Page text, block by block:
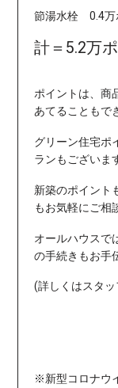
節湯水栓 0.4万
計＝5.2万
ポイントは、商
あてることもで
グリーン住宅ポ
ランもございま
新築のポイント
もお気軽にご相
オールハウスで
の手続きもお手
(詳しくはスタッ
※新型コロナウ